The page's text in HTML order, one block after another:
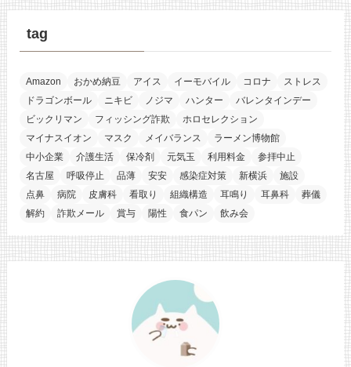
tag
Amazon おかめ納豆 アイス イーモバイル コロナ
ストレス
ドラゴンボール
ニキビ ノジマ ハンター
バレンタインデー
ビックリマン
フィッシング詐欺
ホロセレクション
マイナスイオン
マスク メイバランス
ラーメン博物館
中小企業
介護生活 保冷剤 元気玉 利用料金
参拝中止
名古屋
呼吸停止 品薄 安安 感染症対策 新横浜
施設
点鼻
病院 皮膚科 看取り 組織構造 耳鳴り 耳鼻科
葬儀
解約
詐欺メール 賞与 陽性 食パン 飲み会